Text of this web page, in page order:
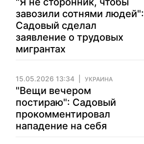
завозили сотнями людей":
Садовый сделал
заявление о трудовых
мигрантах
15.05.2026 13:34 УКРАИНА
"Вещи вечером
постираю": Садовый
прокомментировал
нападение на себя